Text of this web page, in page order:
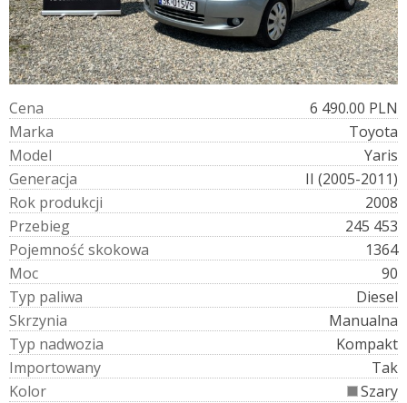
Cena
6 490.00 PLN
Marka
Toyota
Model
Yaris
Generacja
II (2005-2011)
Rok produkcji
2008
Przebieg
245 453
Pojemność skokowa
1364
Moc
90
Typ paliwa
Diesel
Skrzynia
Manualna
Typ nadwozia
Kompakt
Importowany
Tak
Kolor
Szary